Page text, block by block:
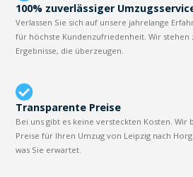
100% zuverlässiger
Verlassen Sie sich auf unsere jahrelange
für höchste Kundenzufriedenheit. Wir
Ergebnisse, die überzeugen.
Transparente Preise
Bei uns gibt es keine versteckten Kosten.
Preise für Ihren Umzug von Leipzig nach
was Sie erwartet.